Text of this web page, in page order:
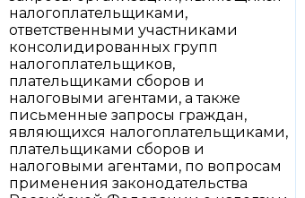
налогоплательщиками,
ответственными участниками
консолидированных групп
налогоплательщиков,
плательщиками сборов и
налоговыми агентами, а также
письменные запросы граждан,
являющихся налогоплательщиками,
плательщиками сборов и
налоговыми агентами, по вопросам
применения законодательства